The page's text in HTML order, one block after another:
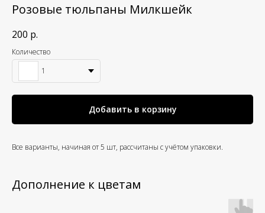
Розовые тюльпаны Милкшейк
200 р.
Количество
1
Добавить в корзину
Все варианты, начиная от 5 шт, рассчитаны с учётом упаковки.
Дополнение к цветам